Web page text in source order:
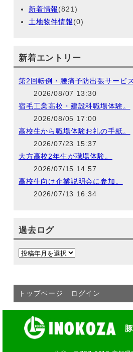
新着情報(821)
土地物件情報(0)
新着エントリー
第2回転倒・腰痛予防出張サービス
2026/08/07 13:30
宿毛工業高校・建設科職場体験。
2026/08/05 17:00
高校生から職場体験お礼の手紙。
2026/07/23 15:37
大方高校2年生が職場体験。
2026/07/15 14:57
高校生向け企業説明会に参加。
2026/07/13 16:34
過去ログ
トップページ ログイン